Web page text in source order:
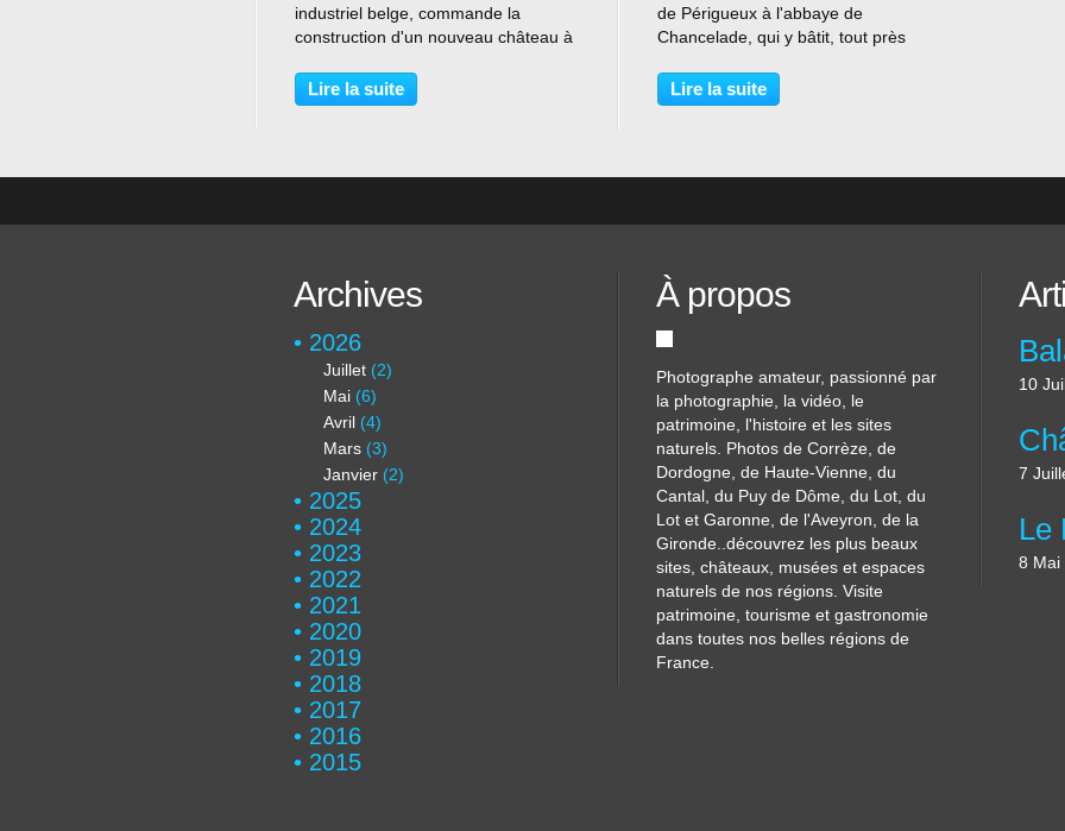
industriel belge, commande la
construction d'un nouveau château à
travaux durent de 1900 à 1908. Le
plan en U est composé d'un long
Lire la suite
de Périgueux à l'abbaye de
Chancelade, qui y bâtit, tout près
années 1140-1145, une église
dédiée à Saint Jean Baptiste. Celle-ci
Lire la suite
Archives
2026
Juillet (2)
Mai (6)
Avril (4)
Mars (3)
Janvier (2)
2025
2024
2023
2022
2021
2020
2019
2018
2017
2016
2015
À propos
Photographe amateur, passionné par
la photographie, la vidéo, le
patrimoine, l'histoire et les sites
naturels. Photos de Corrèze, de
Dordogne, de Haute-Vienne, du
Cantal, du Puy de Dôme, du Lot, du
Lot et Garonne, de l'Aveyron, de la
Gironde..découvrez les plus beaux
sites, châteaux, musées et espaces
naturels de nos régions. Visite
patrimoine, tourisme et gastronomie
dans toutes nos belles régions de
France.
10
7
8 Mai